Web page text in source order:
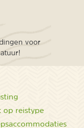
voor
op reistype